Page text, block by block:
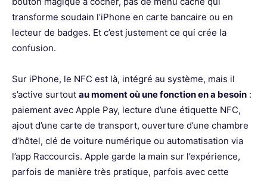
transforme soudain l’iPhone en carte bancaire ou en
lecteur de badges. Et c’est justement ce qui crée la
confusion.
Sur iPhone, le NFC est là, intégré au système, mais il
s’active surtout au moment où une fonction en a besoin :
paiement avec Apple Pay, lecture d’une étiquette NFC,
ajout d’une carte de transport, ouverture d’une chambre
d’hôtel, clé de voiture numérique ou automatisation via
l’app Raccourcis. Apple garde la main sur l’expérience,
parfois de manière très pratique, parfois avec cette